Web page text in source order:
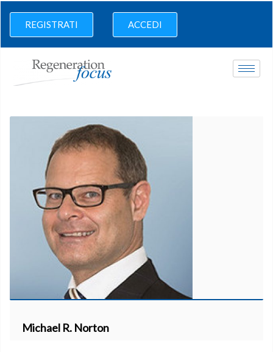
REGISTRATI ACCEDI
Michael R. Norton